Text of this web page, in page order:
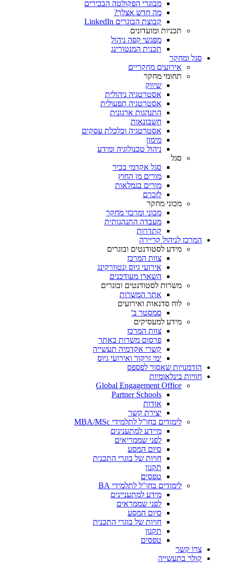
מבוגרי הפקולטה הבכירים
מה חדש אצלך?
קבוצת הבוגרים LinkedIn
תכניות ומועדונים
מפגשי קפה ניהול
תכנית המנטורינג
סגל ומחקר
אירועים מחקריים
תחומי מחקר
שיווק
אסטרטגיה ניהולית
אסטרטגיה תפעולית
התנהגות ארגונית
חשבונאות
אסטרטגיה וכלכלת עסקים
מימון
ניהול טכנולוגיה ומידע
סגל
סגל אקדמי בכיר
מורים מן החוץ
מורים בגמלאות
לזכרם
מכוני מחקר
מכוני ומרכזי מחקר
מעבדה התנהגותית
קתדרות
המרכז לניהול קריירה
מידע לסטודנטים ובוגרים
צוות המרכז
אירועי גיוס ונטוורקינג
השארו מעודכנים
משרות לסטודנטים ובוגרים
אתר המשרות
לוח סדנאות ואירועים
סמסטר ב'
מידע למעסיקים
צוות המרכז
פרסום משרות באתר
קשרי אקדמיה תעשייה
ימי זרקור ואירועי גיוס
הזדמנויות שאסור לפספס
חוויות בינלאומיות
Global Engagement Office
Partner Schools
אודות
יצירת קשר
לימודים בחו"ל לתלמידי MBA/MSc
מיידע למתענינים
לפני שממריאים
סיום המסע
חויות של בוגרי התכנית
תקנון
טפסים
לימודים בחו"ל לתלמידי BA
מידע למתעניינים
לפני שממראים
סיום המסע
חויות של בוגרי התכנית
תקנון
טפסים
צרו קשר
קולר בתעשייה